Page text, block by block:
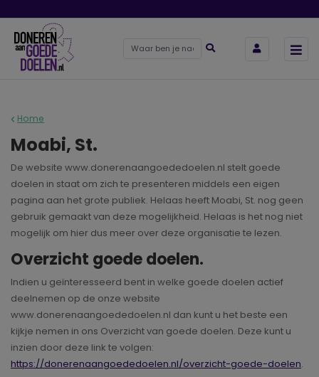
Home
Moabi, St.
De website www.donerenaangoededoelen.nl stelt goede
doelen in staat om zich te presenteren middels een eigen
pagina aan het grote publiek. Helaas heeft Moabi, St. nog geen
gebruik gemaakt van deze mogelijkheid. Helaas is het nog niet
mogelijk om hier dus meer over deze organisatie te lezen.
Overzicht goede doelen.
Indien u geïnteresseerd bent in welke goede doelen actief
deelnemen op de onze website
www.donerenaangoededoelen.nl dan kunt u het beste een
kijkje nemen in ons Overzicht van goede doelen. Deze kunt u
inzien door deze link te volgen:
https://donerenaangoededoelen.nl/overzicht-goede-doelen.